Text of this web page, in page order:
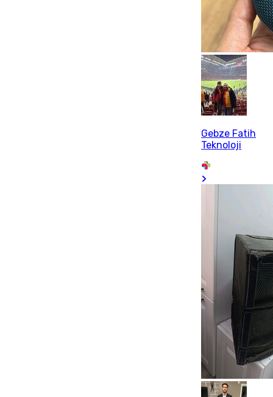
Gebze Fatih
Teknoloji